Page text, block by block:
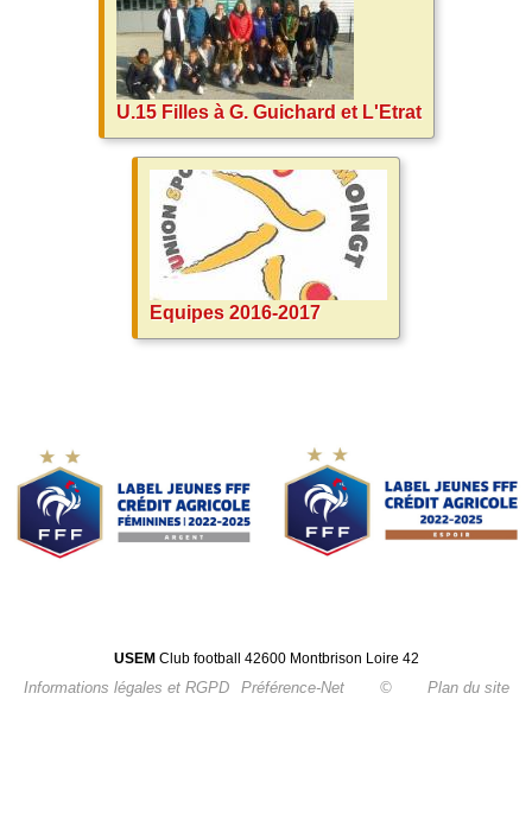
U.15 Filles à G. Guichard et L'Etrat
Equipes 2016-2017
USEM Club football 42600 Montbrison Loire 42
Informations légales et RGPD Préférence-Net © Plan du site